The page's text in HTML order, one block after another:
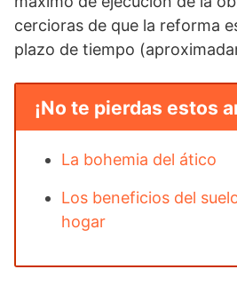
cercioras de que la reforma
plazo de tiempo
¡No te pierdas estos
La bohemia del ático
Los beneficios del
hogar